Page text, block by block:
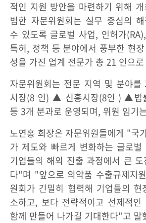
적인 지원 방안을 마련하기 위해
범한 자문위원회는 실무 중심의
수 있도록 글로벌 사업, 인허가
특허, 정책 등 분야에서 풍부한 현
성을 가진 업계 전문가 총 21 인으
자문위원회는 전문 지역 및 분야
시장(8 인) ▲ 신흥시장(8인 ) ▲법
등 3개 분과로 운영되며, 위원 임기
노연홍 회장은 자문위원들에게 "국
가 제도와 빠르게 변화하는 글로
기업들의 해외 진출 과정에서 큰
다"며 "앞으로 의약품 수출규제지
원회가 긴밀히 협력해 기업들의
소하고, 보다 전략적이고 선제적
함께 만들어 나가길 기대한다"고 말